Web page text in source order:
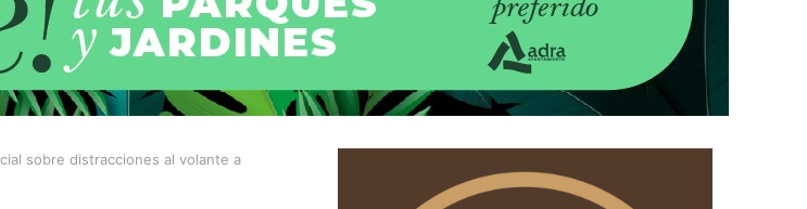
sobre distracciones al volante a